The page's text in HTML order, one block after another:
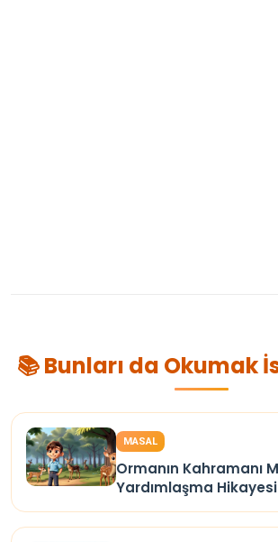
📚 Bunları da Okumak
MASAL
Ormanın Kahramanı
Yardımlaşma Hikayesi